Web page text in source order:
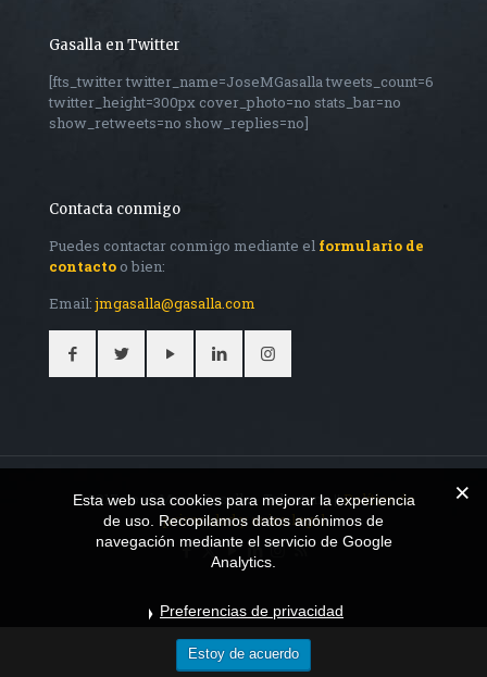
Gasalla en Twitter
[fts_twitter twitter_name=JoseMGasalla tweets_count=6
twitter_height=300px cover_photo=no stats_bar=no
show_retweets=no show_replies=no]
Contacta conmigo
Puedes contactar conmigo mediante el formulario de
contacto o bien:
Email:jmgasalla@gasalla.com
© 2017 José María Gasalla - Talentum. ||Política de
privacidad y aviso legal
Esta web usa cookies para mejorar la experiencia
de uso. Recopilamos datos anónimos de
navegación mediante el servicio de Google
Analytics.
Preferencias de privacidad
Estoy de acuerdo